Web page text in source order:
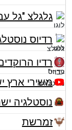
גלגלצ "גל
רדיוס
רדיו הרוקדים
משירי ארץ
נוסטלגיה
זמרשת